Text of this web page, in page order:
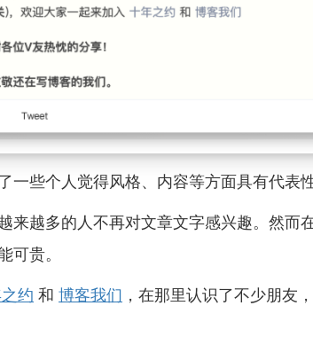
一些个人觉得风格、内容等方面具有代表
来越多的人不再对文章文字感兴趣。然而
可贵。
约 和 博客我们 ，在那里认识了不少朋友